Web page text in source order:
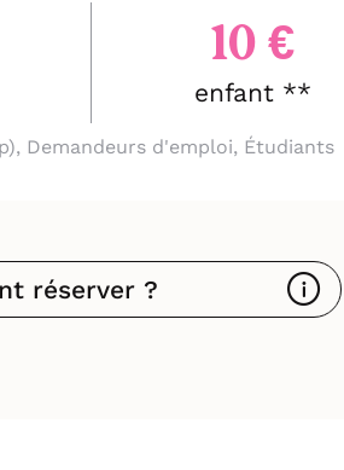
10 €
enfant **
Demandeurs d'emploi, Étudiants
réserver ?